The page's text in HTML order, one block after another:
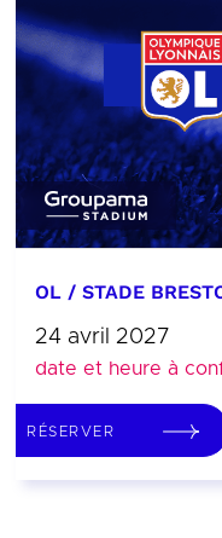
OL / STADE
24 avril 2027
date et heure à
RÉSERVER